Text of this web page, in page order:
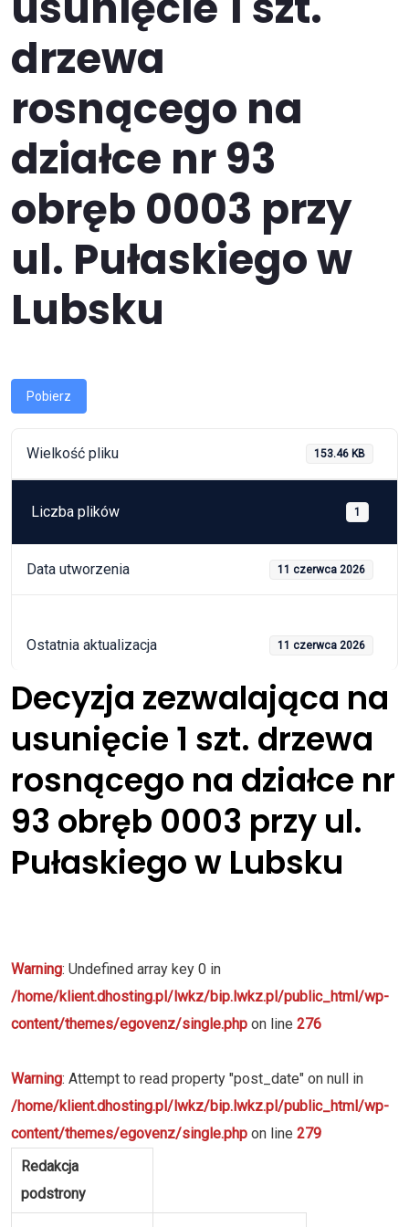
drzewa
rosnącego na
działce nr 93
obręb 0003 przy
ul. Pułaskiego w
Lubsku
Pobierz
Wielkość pliku 153.46 KB
Liczba plików 1
Data utworzenia 11 czerwca 2026
Ostatnia aktualizacja 11 czerwca 2026
Decyzja zezwalająca na
usunięcie 1 szt. drzewa
rosnącego na działce nr
93 obręb 0003 przy ul.
Pułaskiego w Lubsku
Warning: Undefined array key 0 in
/home/klient.dhosting.pl/lwkz/bip.lwkz.pl/public_html/wp-
content/themes/egovenz/single.php on line 276
Warning: Attempt to read property "post_date" on null in
/home/klient.dhosting.pl/lwkz/bip.lwkz.pl/public_html/wp-
content/themes/egovenz/single.php on line 279
Redakcja
podstrony